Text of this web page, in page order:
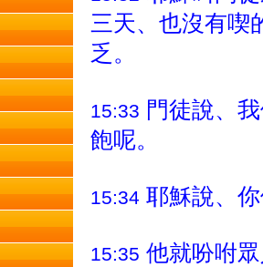
三天、也沒有喫
乏。
15:33 門徒說、
飽呢。
15:34 耶穌說、
15:35 他就吩咐